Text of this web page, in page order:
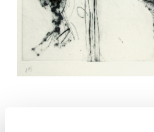
Pfingstrosen, 2006,